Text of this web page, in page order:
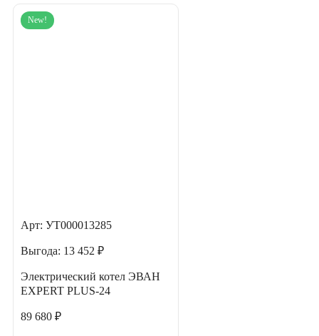
New!
Арт: УТ000013285
Выгода: 13 452 ₽
Электрический котел ЭВАН
EXPERT PLUS-24
89 680 ₽